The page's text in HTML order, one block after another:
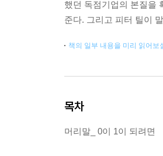
했던 독점기업의 본질을
준다. 그리고 피터 틸이
책의 일부 내용을 미리 읽어보
목차
머리말_ 0이 1이 되려면